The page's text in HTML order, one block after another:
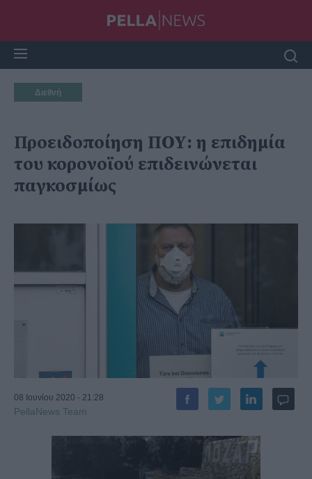
Διεθνή
Προειδοποίηση ΠΟΥ: η επιδημία
του κορονοϊού επιδεινώνεται
παγκοσμίως
08 Ιουνίου 2020 - 21:28
PellaNews Team